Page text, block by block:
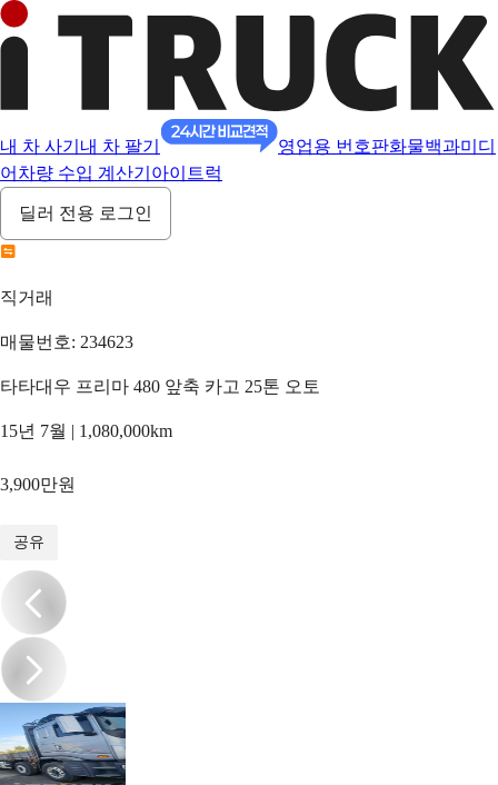
내 차 사기 내 차 팔기 영업용 번호판화물백과미디
어 차량 수입 계산기 아이트럭
딜러 전용 로그인
직거래
매물번호: 234623
타타대우 프리마 480 앞축 카고 25톤 오토
15년 7월 | 1,080,000km
3,900만원
공유
/8